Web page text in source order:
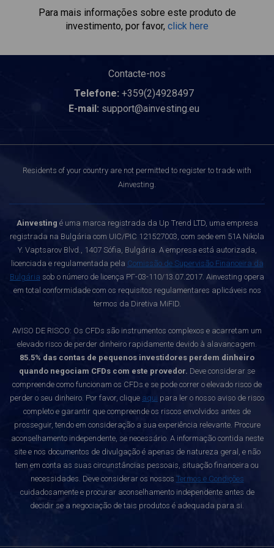
Para mais informações sobre este produto de
investimento, por favor, click here
Contacte-nos
Telefone: +359(2)4928497
E-mail: support@ainvesting.eu
Residents of your country are not permitted to register to trade with
Ainvesting.
Ainvesting é uma marca registrada da Up Trend LTD, uma empresa
registrada na Bulgária com UIC/PIC 121527003, com sede em 51A Nikola
Y. Vaptsarov Blvd., 1407 Sófia, Bulgária. A empresa está autorizada,
licenciada e regulamentada pela Comissão de Supervisão Financeira da
Bulgária sob o número de licença РГ-03-110/13.07.2017. Ainvesting opera
em total conformidade com os requisitos regulamentares aplicáveis nos
termos da Diretiva MiFID.
AVISO DE RISCO: Os CFDs são instrumentos complexos e acarretam um
elevado risco de perder dinheiro rapidamente devido à alavancagem.
85.5% das contas de pequenos investidores perdem dinheiro
quando negociam CFDs com este provedor. Deve considerar se
compreende como funcionam os CFDs e se pode correr o elevado risco de
perder o seu dinheiro. Por favor, clique aqui para ler o nosso aviso de risco
completo e garantir que compreende os riscos envolvidos antes de
prosseguir, tendo em consideração a sua experiência relevante. Procure
aconselhamento independente, se necessário. A informação contida neste
site e nos documentos de divulgação é apenas de natureza geral, e não
tem em conta as suas circunstâncias pessoais, situação financeira ou
necessidades. Deve considerar os nossos Termos e Condições
cuidadosamente e procurar aconselhamento independente antes de
decidir se a negociação de tais produtos é adequada para si.